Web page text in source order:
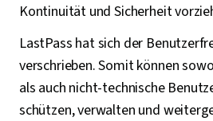
Kontinuität und Sicherheit
LastPass hat sich der
verschrieben. Somit können
als auch nicht-technische
schützen, verwalten und